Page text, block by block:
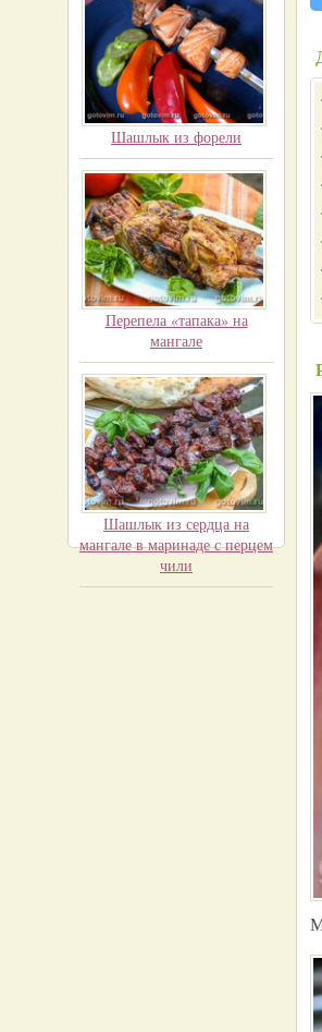
Шашлык из форели
Перепела «тапака» на
мангале
Шашлык из сердца на
мангале в маринаде с перцем
чили